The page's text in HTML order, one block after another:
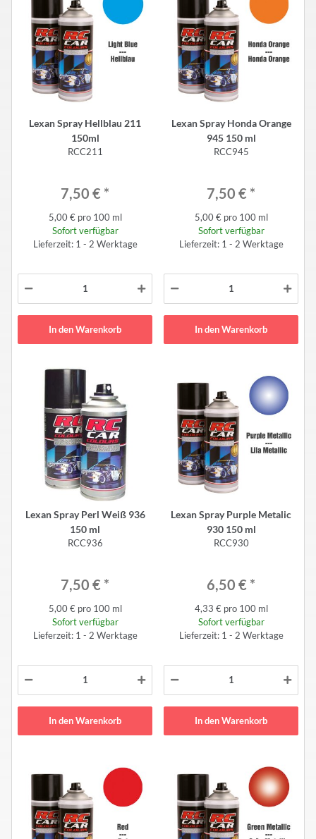
Lexan Spray Hellblau 211
150ml
RCC211
7,50 € *
5,00 € pro 100 ml
Sofort verfügbar
Lieferzeit: 1 - 2 Werktage
In den Warenkorb
Lexan Spray Honda Orange
945 150 ml
RCC945
7,50 € *
5,00 € pro 100 ml
Sofort verfügbar
Lieferzeit: 1 - 2 Werktage
In den Warenkorb
Lexan Spray Perl Weiß 936
150 ml
RCC936
7,50 € *
5,00 € pro 100 ml
Sofort verfügbar
Lieferzeit: 1 - 2 Werktage
In den Warenkorb
Lexan Spray Purple Metalic
930 150 ml
RCC930
6,50 € *
4,33 € pro 100 ml
Sofort verfügbar
Lieferzeit: 1 - 2 Werktage
In den Warenkorb